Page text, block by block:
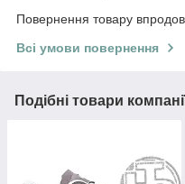
Повернення товару
Всі умови повернення
Подібні товари